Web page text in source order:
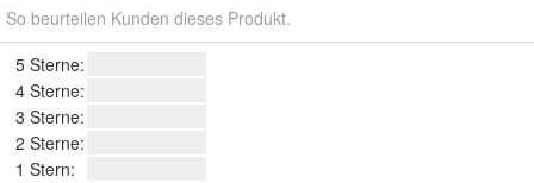
So beurteilen Kunden dieses Produkt.
5 Sterne:
4 Sterne:
3 Sterne:
2 Sterne:
1 Stern: